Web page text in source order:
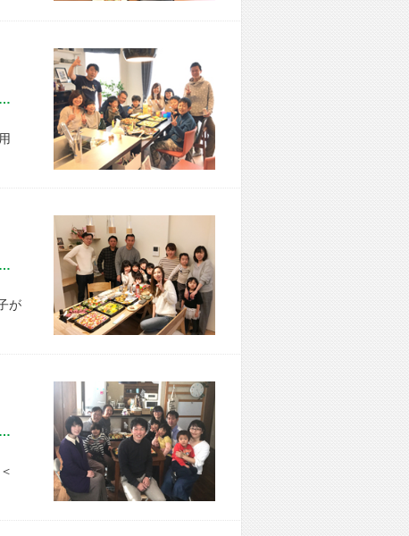
開催しました! 『新築お披露目パーティー』 埼玉県越谷市 T様宅
開催しました! 『新築お披露目パーティー』 埼玉県上尾市 A様宅
が
開催しました! 『新築お披露目パーティー』 埼玉県志木市 I様宅
＜